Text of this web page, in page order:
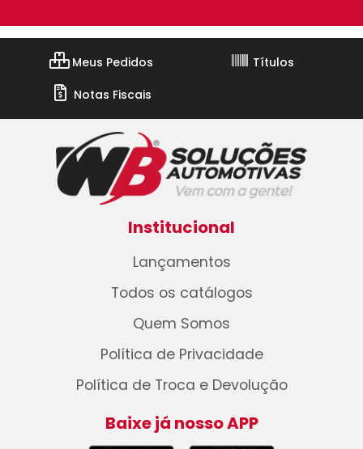
Meus Pedidos
Títulos
Notas Fiscais
Institucional
Lançamentos
Todos os catálogos
Quem Somos
Política de Privacidade
Política de Troca e Devolução
Baixe já nosso APP